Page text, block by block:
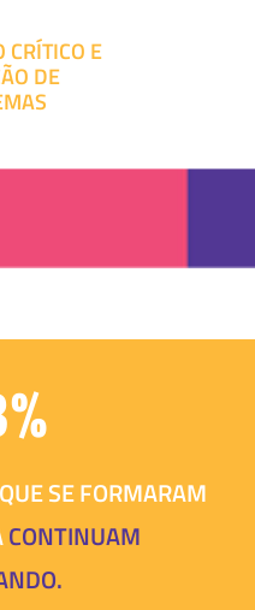
CRÍTICO E
DE
SE FORMARAM
CONTINUAM